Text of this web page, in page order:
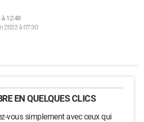
à 12:48
2022 à 07:30
EN QUELQUES CLICS
vous simplement avec ceux qui